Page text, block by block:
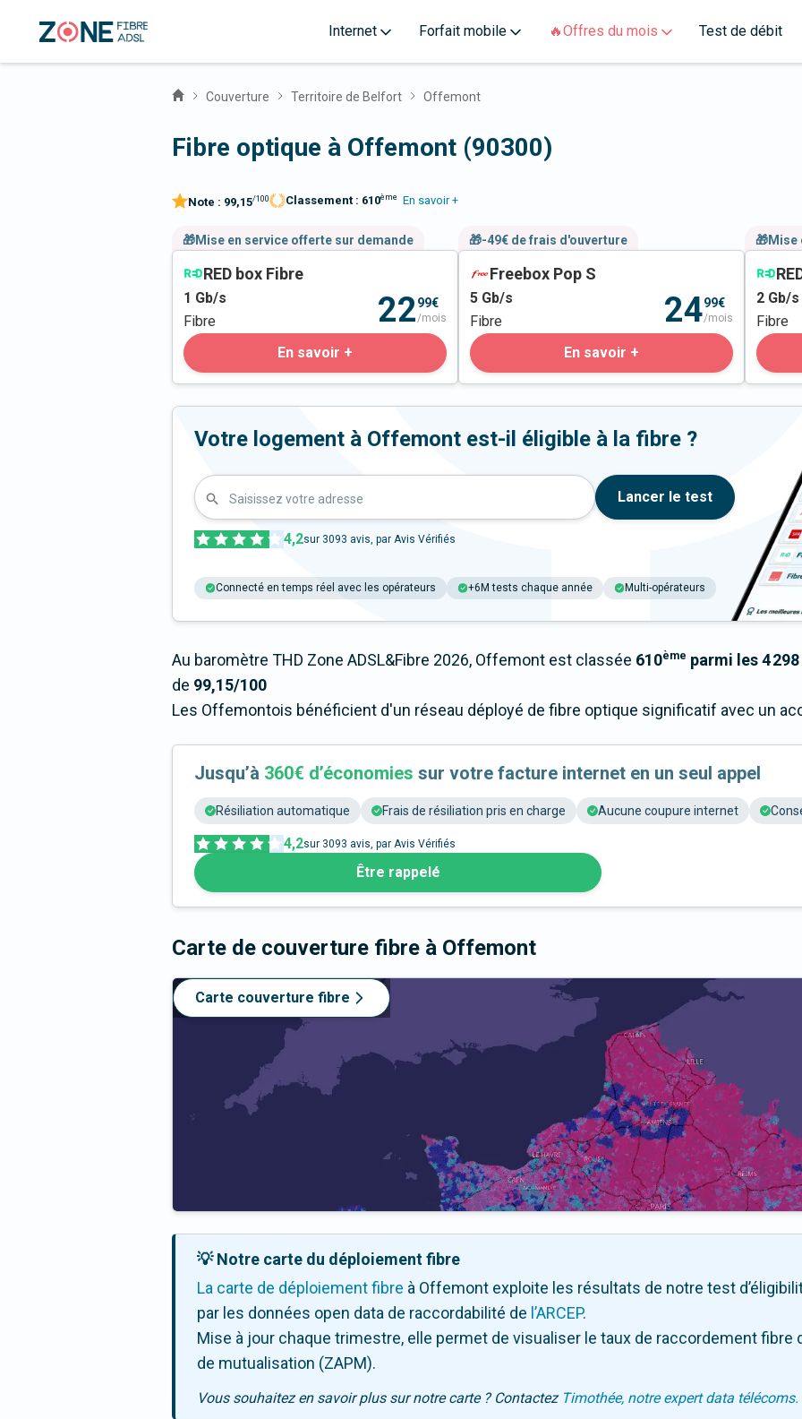
Internet Forfait mobile 🔥Offres du mois Test de débit
Couverture Territoire de Belfort Offemont
Fibre optique à Offemont (90300)
Note : 99,15/100 Classement : 610ème En savoir +
🎁Mise en service offerte sur demande
RED box Fibre
1 Gb/s
Fibre
2299€
/mois
En savoir +
🎁-49€ de frais d'ouverture
Freebox Pop S
5 Gb/s
Fibre
2499€
/mois
En savoir +
🎁Mise
2 Gb/s
Fibre
Votre logement à Offemont est-il éligible à la fibre ?
Saisissez votre adresse Lancer le test
4,2sur 3093 avis, par Avis Vérifiés
Connecté en temps réel avec les opérateurs +6M tests chaque année Multi-opérateurs
Au baromètre THD Zone ADSL&Fibre 2026, Offemont est classée 610ème parmi les 4
de 99,15/100
Les Offemontois bénéficient d'un réseau déployé de fibre optique significatif avec un
Jusqu’à 360€ d’économies sur votre facture internet en un seul appel
Résiliation automatique Frais de résiliation pris en charge Aucune coupure internet
4,2sur 3093 avis, par Avis Vérifiés
Être rappelé
Carte de couverture fibre à Offemont
Carte couverture fibre
💡 Notre carte du déploiement fibre
La carte de déploiement fibre à Offemont exploite les résultats de notre test
par les données open data de raccordabilité de l’ARCEP.
Mise à jour chaque trimestre, elle permet de visualiser le taux de raccordement fibre
de mutualisation (ZAPM).
Vous souhaitez en savoir plus sur notre carte ? Contactez Timothée, notre expert data télécoms.